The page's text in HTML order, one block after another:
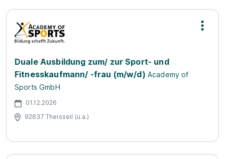
Duale Ausbildung zum/ zur Sport- und
Fitnesskaufmann/ -frau (m/w/d) Academy of
Sports GmbH
01.12.2026
92637 Theisseil (u.a.)